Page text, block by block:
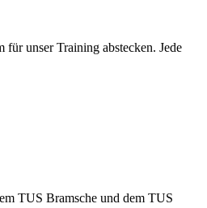
unser Training abstecken. Jede
TUS Bramsche und dem TUS